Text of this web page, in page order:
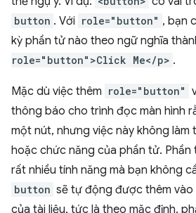
button . Với role="button" , bạn
kỳ phần tử nào theo ngữ nghĩa
role="button">Click Me</p> .
Mặc dù việc thêm role="button"
thông báo cho trình đọc màn hình
một nút, nhưng việc này không làm
hoặc chức năng của phần tử. Phần
rất nhiều tính năng mà bạn không
button sẽ tự động được thêm
của tài liệu, tức là theo mặc định,